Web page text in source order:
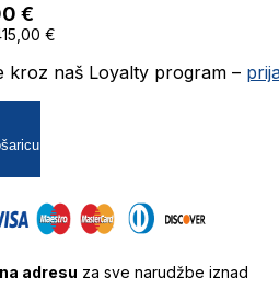
€
€
kroz naš Loyalty program –
adresu za sve narudžbe iznad